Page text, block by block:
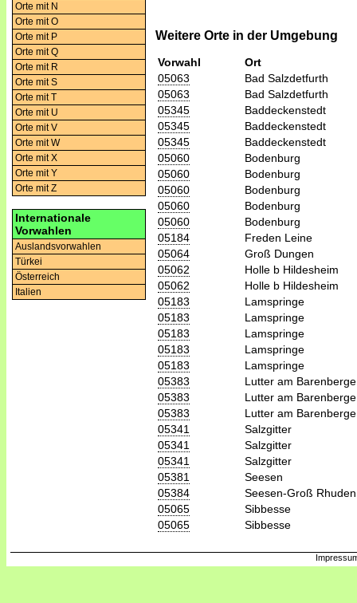
Orte mit N
Orte mit O
Orte mit P
Orte mit Q
Orte mit R
Orte mit S
Orte mit T
Orte mit U
Orte mit V
Orte mit W
Orte mit X
Orte mit Y
Orte mit Z
Internationale
Vorwahlen
Auslandsvorwahlen
Türkei
Österreich
Italien
Weitere Orte in der Umgebung
Vorwahl
Ort
05063
Bad Salzdetfurth
05063
Bad Salzdetfurth
05345
Baddeckenstedt
05345
Baddeckenstedt
05345
Baddeckenstedt
05060
Bodenburg
05060
Bodenburg
05060
Bodenburg
05060
Bodenburg
05060
Bodenburg
05184
Freden Leine
05064
Groß Dungen
05062
Holle b Hildesheim
05062
Holle b Hildesheim
05183
Lamspringe
05183
Lamspringe
05183
Lamspringe
05183
Lamspringe
05183
Lamspringe
05383
Lutter am Barenberge
05383
Lutter am Barenberge
05383
Lutter am Barenberge
05341
Salzgitter
05341
Salzgitter
05341
Salzgitter
05381
Seesen
05384
Seesen-Groß Rhuden
05065
Sibbesse
05065
Sibbesse